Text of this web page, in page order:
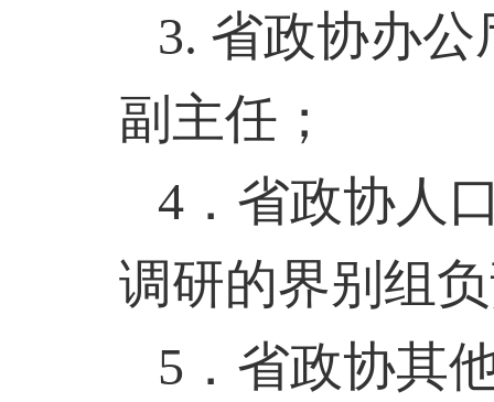
3. 省政协办公
副主任；
4 ．省政协人
调研的界别组
5 ．省政协其